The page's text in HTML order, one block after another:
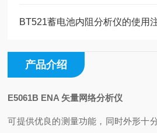
BT521蓄电池内阻分析仪的使用
产品介绍
E5061B ENA 矢量网络分析仪
可提供优良的测量功能，同时外形十